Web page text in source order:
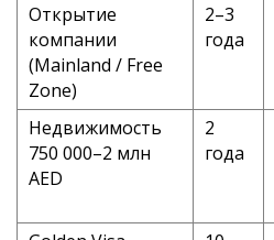
Открытие
компании
(Mainland / Free
Zone)
2–3
года
Недвижимость
750 000–2 млн
AED
2
года